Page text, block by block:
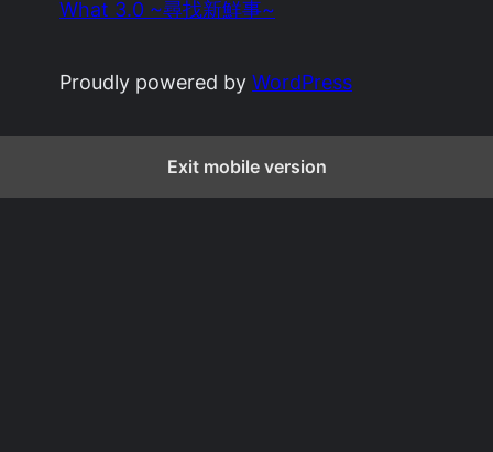
What 3.0 ~尋找新鮮事~
Proudly powered byWordPress
Exit mobile version